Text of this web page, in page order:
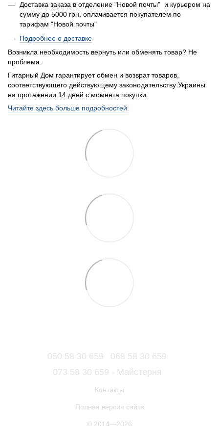
Доставка заказа в отделение "Новой почты" и курьером на
сумму до 5000 грн. оплачивается покупателем по
тарифам "Новой почты"
Подробнее о доставке
Возникла необходимость вернуть или обменять товар? Не
проблема.
Гитарный Дом гарантирует обмен и возврат товаров,
соответствующего действующему законодательству Украины
на протажении 14 дней с момента покупки.
Читайте здесь больше подробностей.
050 58 30 659
068 58 30 659
073 58 30 659 - Майстерня
Контакты
Полная версия сайта
© 2014—2026